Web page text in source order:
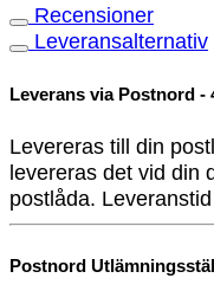
Recensioner
Leveransalternativ
Leverans via Postnord -
Levereras till din
levereras det vid din
postlåda.
Postnord